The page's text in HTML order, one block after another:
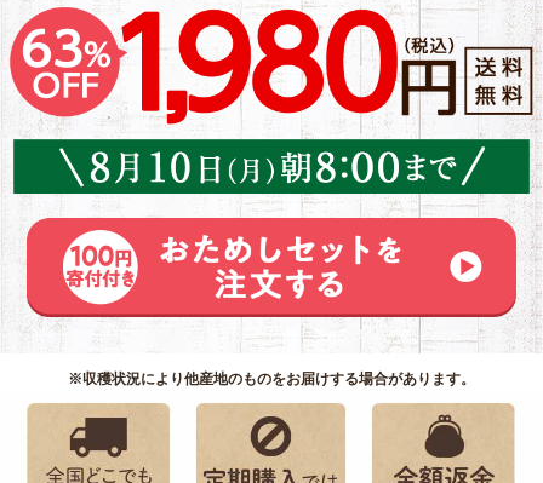
ダー(人参)、揚げ
にんにく(にんに
く、米油)、コシ
ョウ
アレルゲン：小
麦、大豆
和風顆粒だし原
材料：かつお節
粉末(国内製造)、
食塩、砂糖(ビー
トグラニュー
糖)、酵母エキス
(天然由来)、昆布
粉末
チキンブイヨン
原材料：食塩(国
内製造)、砂糖(ビ
ートグラニュー
糖)、チキンエキ
スパウダー(デキ
ストリン、チキ
※収穫状況により他産地のものをお届けする場合があります。